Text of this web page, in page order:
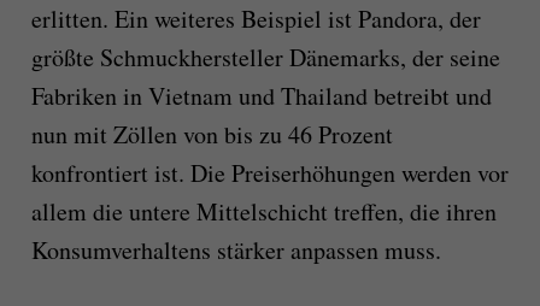
erlitten. Ein weiteres Beispiel ist Pandora, der
größte Schmuckhersteller Dänemarks, der seine
Fabriken in Vietnam und Thailand betreibt und
nun mit Zöllen von bis zu 46 Prozent
konfrontiert ist. Die Preiserhöhungen werden vor
allem die untere Mittelschicht treffen, die ihren
Konsumverhaltens stärker anpassen muss.